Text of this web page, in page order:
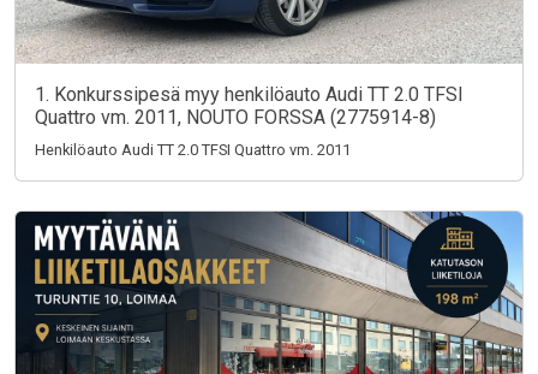
1. Konkurssipesä myy henkilöauto Audi TT 2.0 TFSI
Quattro vm. 2011, NOUTO FORSSA (2775914-8)
Henkilöauto Audi TT 2.0 TFSI Quattro vm. 2011